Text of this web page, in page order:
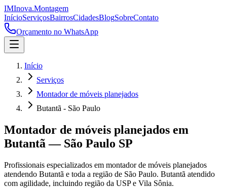
IMInova.Montagem
InícioServiçosBairrosCidadesBlogSobreContato
Orçamento no WhatsApp
Início
Serviços
Montador de móveis planejados
Butantã - São Paulo
Montador de móveis planejados em
Butantã — São Paulo SP
Profissionais especializados em montador de móveis planejados
atendendo Butantã e toda a região de São Paulo. Butantã atendido
com agilidade, incluindo região da USP e Vila Sônia.